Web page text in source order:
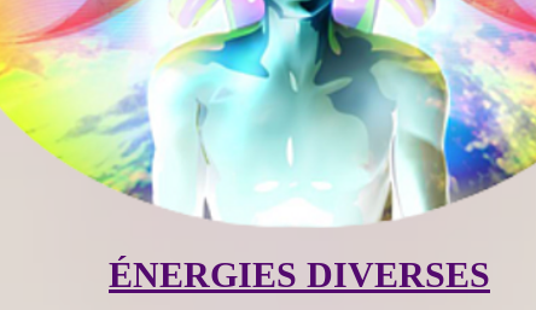
ÉNERGIES DIVERSES